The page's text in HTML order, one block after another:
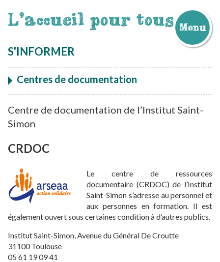
L'accueil pour tous Menu
au
S'INFORMER
Centres de documentation
Centre de documentation de l’Institut Saint-
Simon
CRDOC
Le centre de ressources
documentaire (CRDOC) de l’Institut
Saint-Simon s’adresse au personnel et
aux personnes en formation. Il est
également ouvert sous certaines condition à d’autres publics.
Institut Saint-Simon, Avenue du Général De Croutte
31100 Toulouse
05 61 19 09 41